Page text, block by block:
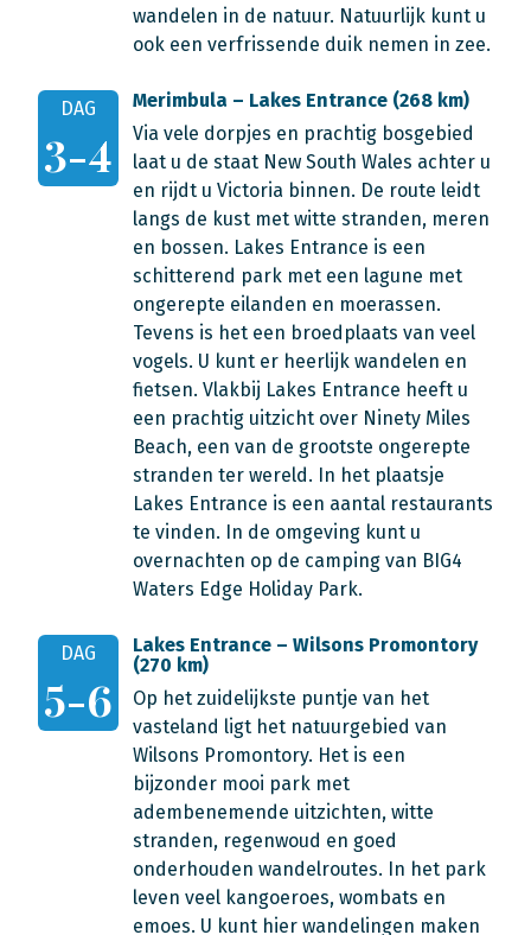
wandelen in de natuur. Natuurlijk kunt u
ook een verfrissende duik nemen in zee.
DAG
3-4
Merimbula – Lakes Entrance (268 km)
Via vele dorpjes en prachtig bosgebied
laat u de staat New South Wales achter u
en rijdt u Victoria binnen. De route leidt
langs de kust met witte stranden, meren
en bossen. Lakes Entrance is een
schitterend park met een lagune met
ongerepte eilanden en moerassen.
Tevens is het een broedplaats van veel
vogels. U kunt er heerlijk wandelen en
fietsen. Vlakbij Lakes Entrance heeft u
een prachtig uitzicht over Ninety Miles
Beach, een van de grootste ongerepte
stranden ter wereld. In het plaatsje
Lakes Entrance is een aantal restaurants
te vinden. In de omgeving kunt u
overnachten op de camping van BIG4
Waters Edge Holiday Park.
DAG
5-6
Lakes Entrance – Wilsons Promontory
(270 km)
Op het zuidelijkste puntje van het
vasteland ligt het natuurgebied van
Wilsons Promontory. Het is een
bijzonder mooi park met
adembenemende uitzichten, witte
stranden, regenwoud en goed
onderhouden wandelroutes. In het park
leven veel kangoeroes, wombats en
emoes. U kunt hier wandelingen maken